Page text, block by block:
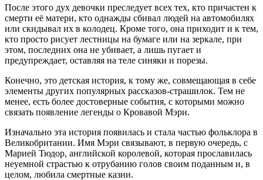
После этого дух девочки преследует всех тех, кто причастен к
смерти её матери, кто однажды сбивал людей на автомобилях
или скидывал их в колодец. Кроме того, она приходит и к тем,
кто просто рисует лестницы на бумаге или на зеркале, при
этом, последних она не убивает, а лишь пугает и
предупреждает, оставляя на теле синяки и порезы.
Конечно, это детская история, к тому же, совмещающая в себе
элементы других популярных рассказов-страшилок. Тем не
менее, есть более достоверные события, с которыми можно
связать появление легенды о Кровавой Мэри.
Изначально эта история появилась и стала частью фольклора в
Великобритании. Имя Мэри связывают, в первую очередь, с
Марией Тюдор, английской королевой, которая прославилась
неуемной страстью к отрубанию голов своим поданным и, в
целом, любила смертные казни.